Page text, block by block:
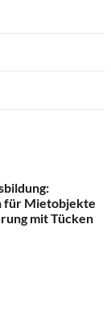
für Mietobjekte
mit Tücken